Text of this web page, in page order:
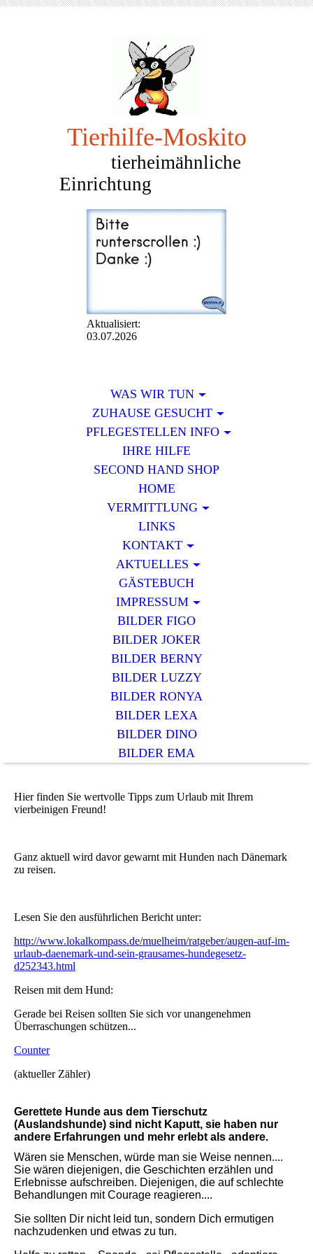
Tierhilfe-Moskito
tierheimähnliche
Einrichtung
Aktualisiert:
03.07.2026
WAS WIR TUN
ZUHAUSE GESUCHT
PFLEGESTELLEN INFO
IHRE HILFE
SECOND HAND SHOP
HOME
VERMITTLUNG
LINKS
KONTAKT
AKTUELLES
GÄSTEBUCH
IMPRESSUM
BILDER FIGO
BILDER JOKER
BILDER BERNY
BILDER LUZZY
BILDER RONYA
BILDER LEXA
BILDER DINO
BILDER EMA
Hier finden Sie wertvolle Tipps zum Urlaub mit Ihrem
vierbeinigen Freund!
Ganz aktuell wird davor gewarnt mit Hunden nach Dänemark
zu reisen.
Lesen Sie den ausführlichen Bericht unter:
http://www.lokalkompass.de/muelheim/ratgeber/augen-auf-im-
urlaub-daenemark-und-sein-grausames-hundegesetz-
d252343.html
Reisen mit dem Hund:
Gerade bei Reisen sollten Sie sich vor unangenehmen
Überraschungen schützen...
Counter
(aktueller Zähler)
Gerettete Hunde aus dem Tierschutz
(Auslandshunde) sind nicht Kaputt, sie haben nur
andere Erfahrungen und mehr erlebt als andere.
Wären sie Menschen, würde man sie Weise nennen....
Sie wären diejenigen, die Geschichten erzählen und
Erlebnisse aufschreiben. Diejenigen, die auf schlechte
Behandlungen mit Courage reagieren....
Sie sollten Dir nicht leid tun, sondern Dich ermutigen
nachzudenken und etwas zu tun.